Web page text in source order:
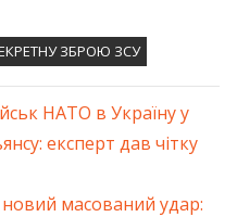
ЗБРОЮ ЗСУ
НАТО в Україну у
експерт дав чітку
масований удар: